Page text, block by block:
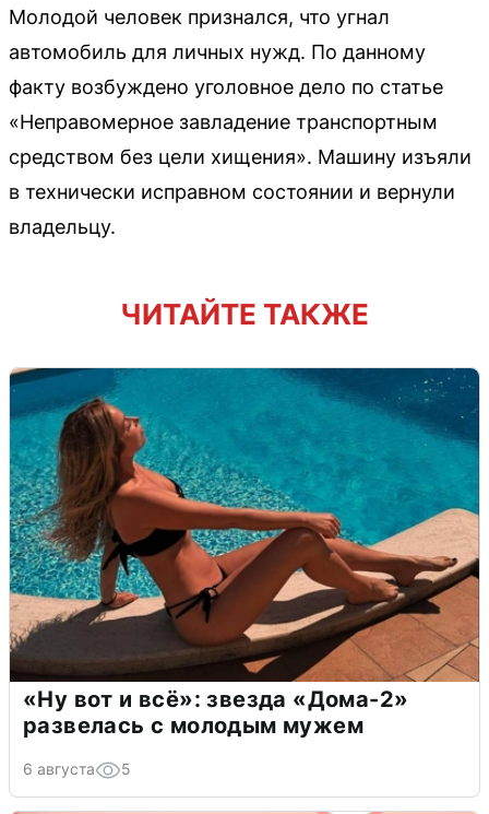
Молодой человек признался, что угнал
автомобиль для личных нужд. По данному
факту возбуждено уголовное дело по статье
«Неправомерное завладение транспортным
средством без цели хищения». Машину изъяли
в технически исправном состоянии и вернули
владельцу.
ЧИТАЙТЕ ТАКЖЕ
«Ну вот и всё»: звезда «Дома-2»
развелась с молодым мужем
6 августа 5